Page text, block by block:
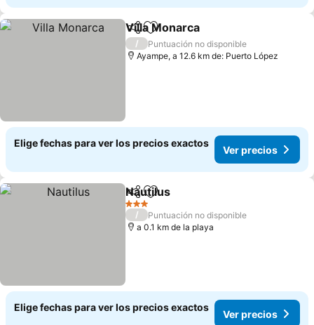
CompartirAgregar a favoritos
Villa Monarca
/
Puntuación no disponible
Ayampe, a 12.6 km de: Puerto López
Elige fechas para ver los precios exactos
Ver precios
CompartirAgregar a favoritos
Nautilus
3 Estrellas
/
Puntuación no disponible
a 0.1 km de la playa
Elige fechas para ver los precios exactos
Ver precios